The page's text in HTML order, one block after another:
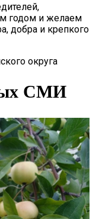
годом и желаем
добра и крепкого
округа